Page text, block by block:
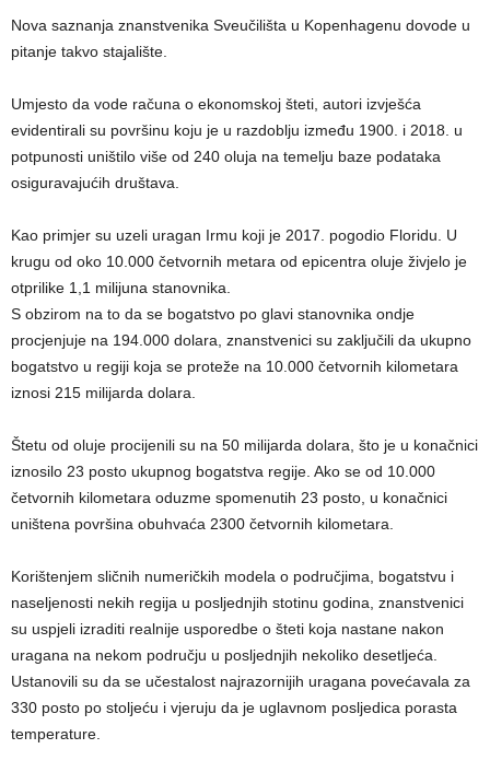
Nova saznanja znanstvenika Sveučilišta u Kopenhagenu dovode u
pitanje takvo stajalište.
Umjesto da vode računa o ekonomskoj šteti, autori izvješća
evidentirali su površinu koju je u razdoblju između 1900. i 2018. u
potpunosti uništilo više od 240 oluja na temelju baze podataka
osiguravajućih društava.
Kao primjer su uzeli uragan Irmu koji je 2017. pogodio Floridu. U
krugu od oko 10.000 četvornih metara od epicentra oluje živjelo je
otprilike 1,1 milijuna stanovnika.
S obzirom na to da se bogatstvo po glavi stanovnika ondje
procjenjuje na 194.000 dolara, znanstvenici su zaključili da ukupno
bogatstvo u regiji koja se proteže na 10.000 četvornih kilometara
iznosi 215 milijarda dolara.
Štetu od oluje procijenili su na 50 milijarda dolara, što je u konačnici
iznosilo 23 posto ukupnog bogatstva regije. Ako se od 10.000
četvornih kilometara oduzme spomenutih 23 posto, u konačnici
uništena površina obuhvaća 2300 četvornih kilometara.
Korištenjem sličnih numeričkih modela o područjima, bogatstvu i
naseljenosti nekih regija u posljednjih stotinu godina, znanstvenici
su uspjeli izraditi realnije usporedbe o šteti koja nastane nakon
uragana na nekom području u posljednjih nekoliko desetljeća.
Ustanovili su da se učestalost najrazornijih uragana povećavala za
330 posto po stoljeću i vjeruju da je uglavnom posljedica porasta
temperature.